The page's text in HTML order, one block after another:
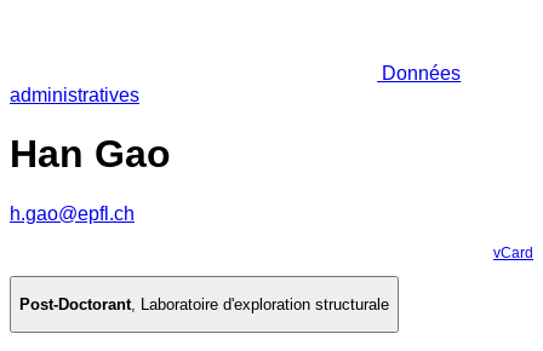
Données
administratives
Han Gao
h.gao@epfl.ch
vCard
Post-Doctorant, Laboratoire d'exploration structurale